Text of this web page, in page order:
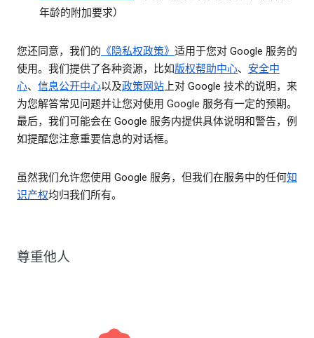
年龄的附加要求）
您还同意，我们的 《隐私权政策》 适用于您对 Google 服务的
使用。我们提供了各种资源，比如版权帮助中心、 安全中
心、 信息公开中心以及政策网站上对 Google 技术的说明，来
为您解答常见问题并让您对使用 Google 服务有一定的预期。
最后，我们可能会在 Google 服务内提供具体说明和警告，例
如提醒您注意重要信息的对话框。
虽然我们允许您使用 Google 服务，但我们在服务中的任何知
识产权均归我们所有。
尊重他人